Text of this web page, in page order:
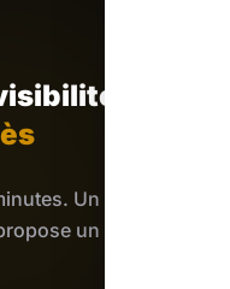
Un expert
un plan